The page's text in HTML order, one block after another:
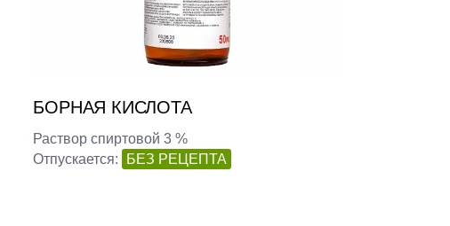
БОРНАЯ КИСЛОТА
Раствор спиртовой 3 %
Отпускается:
БЕЗ РЕЦЕПТА